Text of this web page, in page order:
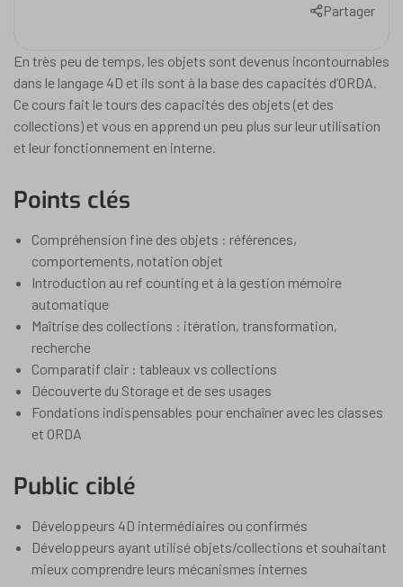
En très peu de temps, les objets sont devenus incontournables
dans le langage 4D et ils sont à la base des capacités d’ORDA.
Ce cours fait le tours des capacités des objets (et des
collections) et vous en apprend un peu plus sur leur utilisation
et leur fonctionnement en interne.
Points clés
Compréhension fine des objets : références,
comportements, notation objet
Introduction au ref counting et à la gestion mémoire
automatique
Maîtrise des collections : itération, transformation,
recherche
Comparatif clair : tableaux vs collections
Découverte du Storage et de ses usages
Fondations indispensables pour enchaîner avec les classes
et ORDA
Public ciblé
Développeurs 4D intermédiaires ou confirmés
Développeurs ayant utilisé objets/collections et souhaitant
mieux comprendre leurs mécanismes internes
Partager